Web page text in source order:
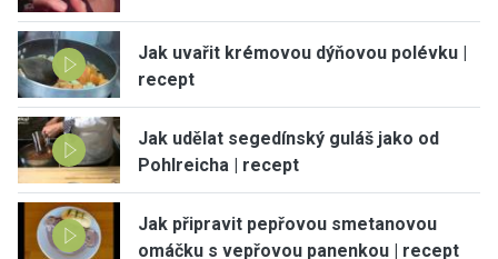
Jak uvařit krémovou dýňovou polévku |
recept
Jak udělat segedínský guláš jako od
Pohlreicha | recept
Jak připravit pepřovou smetanovou
omáčku s vepřovou panenkou | recept